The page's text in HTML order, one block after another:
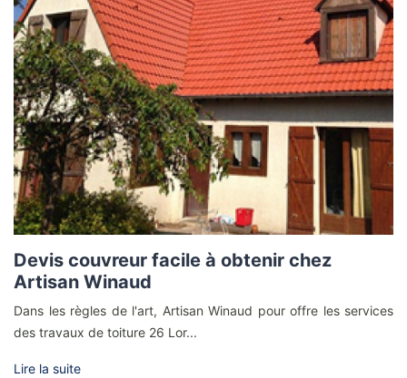
Devis couvreur facile à obtenir chez
Artisan Winaud
Dans les règles de l'art, Artisan Winaud pour offre les services
des travaux de toiture 26 Lor...
Lire la suite